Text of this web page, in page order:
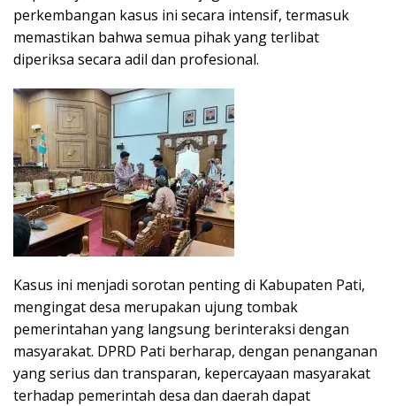
perkembangan kasus ini secara intensif, termasuk
memastikan bahwa semua pihak yang terlibat
diperiksa secara adil dan profesional.
Kasus ini menjadi sorotan penting di Kabupaten Pati,
mengingat desa merupakan ujung tombak
pemerintahan yang langsung berinteraksi dengan
masyarakat. DPRD Pati berharap, dengan penanganan
yang serius dan transparan, kepercayaan masyarakat
terhadap pemerintah desa dan daerah dapat